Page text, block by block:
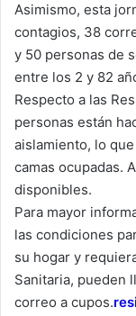
Asimismo, esta
contagios, 38
y 50 personas de
entre los 2 y 82
Respecto a las
personas están
aislamiento, lo
camas ocupadas.
disponibles.
Para mayor
las condiciones
su hogar y
Sanitaria, pueden
correo a cupos.